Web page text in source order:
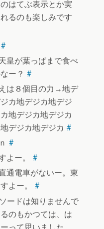
はてぶ表示とか実
るのも楽しみです
#
皇が葉っぱまで食べ
ー？ #
は８個目の力→地デ
カ地デジカ地デジ
地デジカ地デジカ
デジカ地デジカ #
#
よー。 #
通電車がないー。東
よー。 #
ードは知りませんで
のもかつては、は
って思いました。